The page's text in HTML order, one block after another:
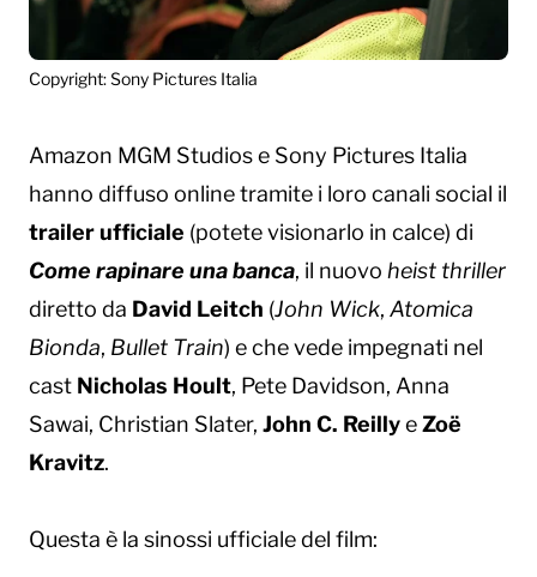
Copyright: Sony Pictures Italia
Amazon MGM Studios e Sony Pictures Italia
hanno diffuso online tramite i loro canali social il
trailer ufficiale (potete visionarlo in calce) di
Come rapinare una banca, il nuovo heist thriller
diretto da David Leitch (John Wick, Atomica
Bionda, Bullet Train) e che vede impegnati nel
cast Nicholas Hoult, Pete Davidson, Anna
Sawai, Christian Slater, John C. ReillyeZoë
Kravitz.
Questa è la sinossi ufficiale del film: